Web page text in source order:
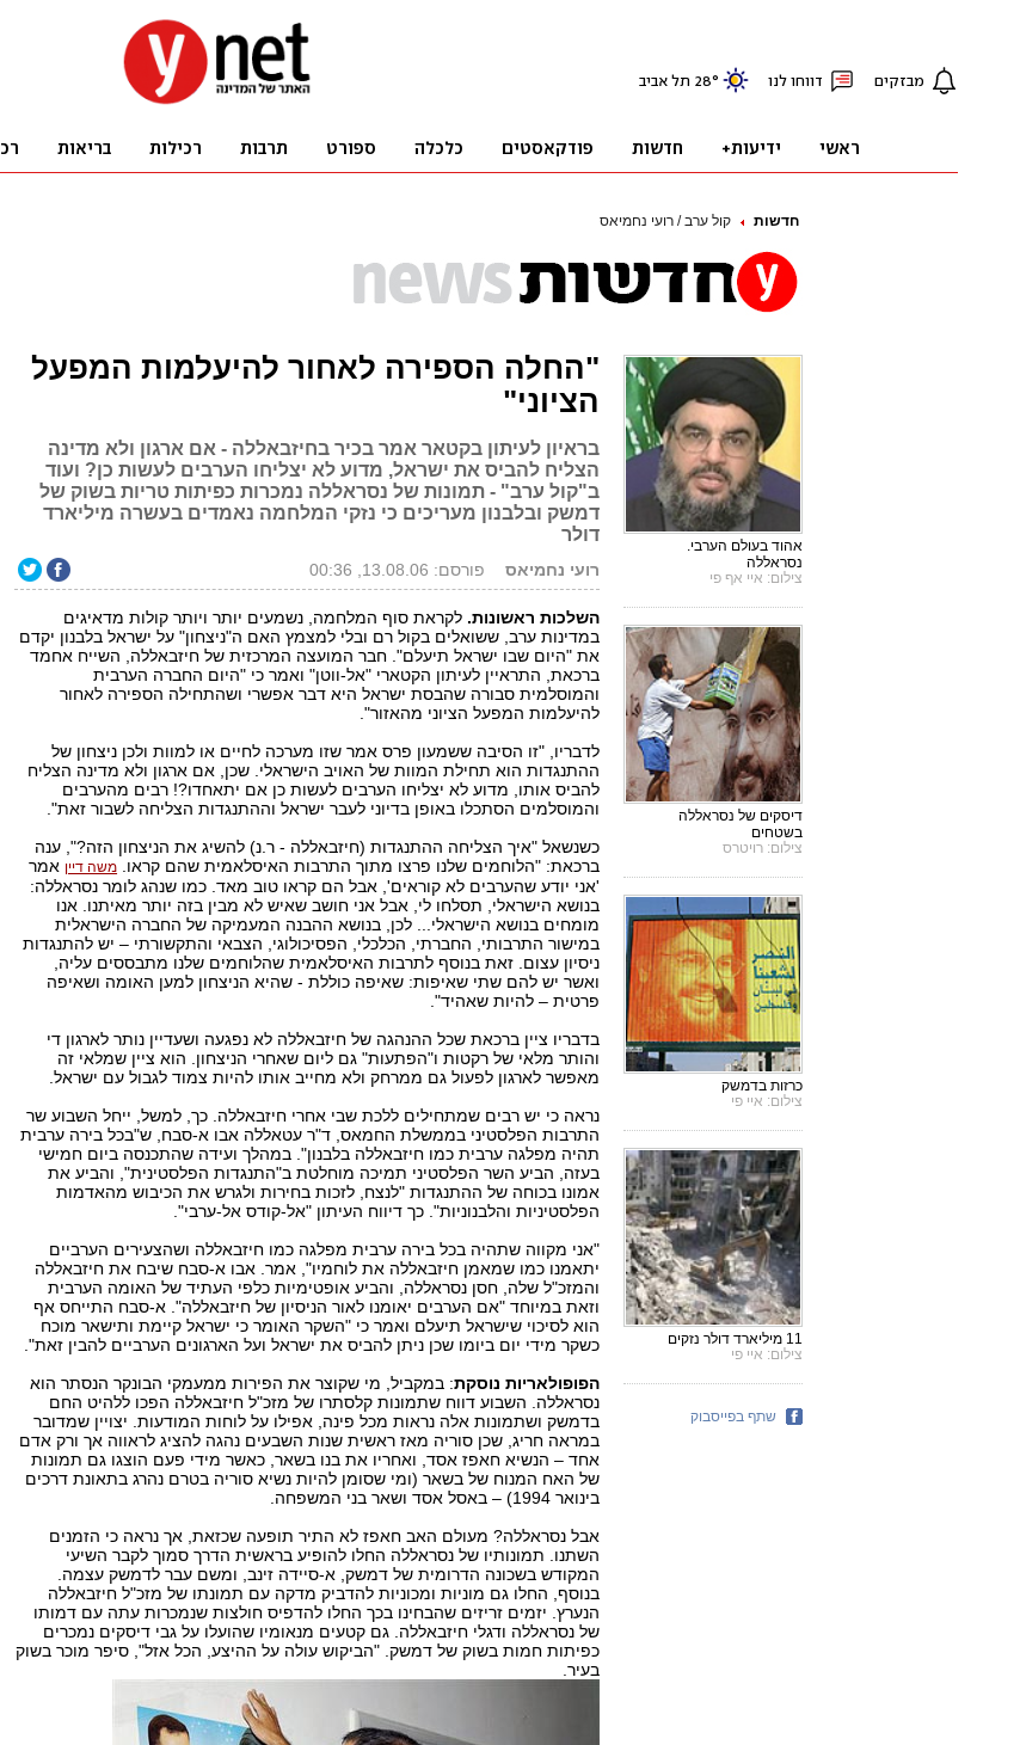
חדשות קול ערב / רועי נחמיאס
"החלה הספירה לאחור להיעלמות המפעל
הציוני"
בראיון לעיתון בקטאר אמר בכיר בחיזבאללה - אם ארגון ולא מדינה
הצליח להביס את ישראל, מדוע לא יצליחו הערבים לעשות כן? ועוד
ב"קול ערב" - תמונות של נסראללה נמכרות כפיתות טריות בשוק של
דמשק ובלבנון מעריכים כי נזקי המלחמה נאמדים בעשרה מיליארד
דולר
רועי נחמיאס פורסם: 13.08.06, 00:36
השלכות ראשונות. לקראת סוף המלחמה, נשמעים יותר ויותר קולות מדאיגים
במדינות ערב, ששואלים בקול רם ובלי למצמץ האם ה"ניצחון" על ישראל בלבנון יקדם
את "היום שבו ישראל תיעלם". חבר המועצה המרכזית של חיזבאללה, השייח אחמד
ברכאת, התראיין לעיתון הקטארי "אל-ווטן" ואמר כי "היום החברה הערבית
והמוסלמית סבורה שהבסת ישראל היא דבר אפשרי ושהתחילה הספירה לאחור
להיעלמות המפעל הציוני מהאזור".
לדבריו, "זו הסיבה ששמעון פרס אמר שזו מערכה לחיים או למוות ולכן ניצחון של
ההתנגדות הוא תחילת המוות של האויב הישראלי. שכן, אם ארגון ולא מדינה הצליח
להביס אותו, מדוע לא יצליחו הערבים לעשות כן אם יתאחדו?! רבים מהערבים
והמוסלמים הסתכלו באופן בדיוני לעבר ישראל וההתנגדות הצליחה לשבור זאת".
כשנשאל "איך הצליחה ההתנגדות (חיזבאללה - ר.נ) להשיג את הניצחון הזה?", ענה
ברכאת: "הלוחמים שלנו פרצו מתוך התרבות האיסלאמית שהם קראו. משה דיין אמר
'אני יודע שהערבים לא קוראים', אבל הם קראו טוב מאד. כמו שנהג לומר נסראללה:
בנושא הישראלי, תסלחו לי, אבל אני חושב שאיש לא מבין בזה יותר מאיתנו. אנו
מומחים בנושא הישראלי... לכן, בנושא ההבנה המעמיקה של החברה הישראלית
במישור התרבותי, החברתי, הכלכלי, הפסיכולוגי, הצבאי והתקשורתי – יש להתנגדות
ניסיון עצום. זאת בנוסף לתרבות האיסלאמית שהלוחמים שלנו מתבססים עליה,
ואשר יש להם שתי שאיפות: שאיפה כוללת - שהיא הניצחון למען האומה ושאיפה
פרטית – להיות שאהיד".
בדבריו ציין ברכאת שכל ההנהגה של חיזבאללה לא נפגעה ושעדיין נותר לארגון די
והותר מלאי של רקטות ו"הפתעות" גם ליום שאחרי הניצחון. הוא ציין שמלאי זה
מאפשר לארגון לפעול גם ממרחק ולא מחייב אותו להיות צמוד לגבול עם ישראל.
נראה כי יש רבים שמתחילים ללכת שבי אחרי חיזבאללה. כך, למשל, ייחל השבוע שר
התרבות הפלסטיני בממשלת החמאס, ד"ר עטאללה אבו א-סבח, ש"בכל בירה ערבית
תהיה מפלגה ערבית כמו חיזבאללה בלבנון". במהלך ועידה שהתכנסה ביום חמישי
בעזה, הביע השר הפלסטיני תמיכה מוחלטת ב"התנגדות הפלסטינית", והביע את
אמונו בכוחה של ההתנגדות "לנצח, לזכות בחירות ולגרש את הכיבוש מהאדמות
הפלסטיניות והלבנוניות". כך דיווח העיתון "אל-קודס אל-ערבי".
"אני מקווה שתהיה בכל בירה ערבית מפלגה כמו חיזבאללה ושהצעירים הערביים
יתאמנו כמו שמאמן חיזבאללה את לוחמיו", אמר. אבו א-סבח שיבח את חיזבאללה
והמזכ"ל שלה, חסן נסראללה, והביע אופטימיות כלפי העתיד של האומה הערבית
וזאת במיוחד "אם הערבים יאומנו לאור הניסיון של חיזבאללה". א-סבח התייחס אף
הוא לסיכוי שישראל תיעלם ואמר כי "השקר האומר כי ישראל קיימת ותישאר מוכח
כשקר מידי יום ביומו שכן ניתן להביס את ישראל ועל הארגונים הערביים להבין זאת".
הפופולאריות נוסקת: במקביל, מי שקוצר את הפירות ממעמקי הבונקר הנסתר הוא
נסראללה. השבוע דווח שתמונות קלסתרו של מזכ"ל חיזבאללה הפכו ללהיט החם
בדמשק ושתמונות אלה נראות מכל פינה, אפילו על לוחות המודעות. יצויין שמדובר
במראה חריג, שכן סוריה מאז ראשית שנות השבעים נהגה להציג לראווה אך ורק אדם
אחד – הנשיא חאפז אסד, ואחריו את בנו בשאר, כאשר מידי פעם הוצגו גם תמונות
של האח המנוח של בשאר (ומי שסומן להיות נשיא סוריה בטרם נהרג בתאונת דרכים
בינואר 1994) – באסל אסד ושאר בני המשפחה.
אבל נסראללה? מעולם האב חאפז לא התיר תופעה שכזאת, אך נראה כי הזמנים
השתנו. תמונותיו של נסראללה החלו להופיע בראשית הדרך סמוך לקבר השיעי
המקודש בשכונה הדרומית של דמשק, א-סיידה זינב, ומשם עבר לדמשק עצמה.
בנוסף, החלו גם מוניות ומכוניות להדביק מדקה עם תמונתו של מזכ"ל חיזבאללה
הנערץ. יזמים זריזים שהבחינו בכך החלו להדפיס חולצות שנמכרות עתה עם דמותו
של נסראללה ודגלי חיזבאללה. גם קטעים מנאומיו שהועלו על גבי דיסקים נמכרים
כפיתות חמות בשוק של דמשק. "הביקוש עולה על ההיצע, הכל אזל", סיפר מוכר בשוק
בעיר.
אהוד בעולם הערבי.
נסראללה
צילום: איי אף פי
דיסקים של נסראללה
בשטחים
צילום: רויטרס
כרזות בדמשק
צילום: איי פי
11 מיליארד דולר נזקים
צילום: איי פי
שתף בפייסבוק